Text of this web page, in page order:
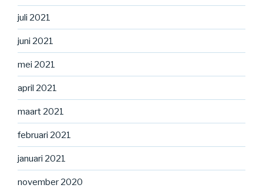
juli 2021
juni 2021
mei 2021
april 2021
maart 2021
februari 2021
januari 2021
november 2020